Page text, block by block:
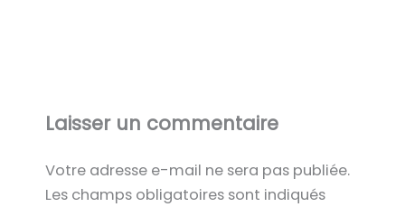
Laisser un commentaire
Votre adresse e-mail ne sera pas publiée.
Les champs obligatoires sont indiqués